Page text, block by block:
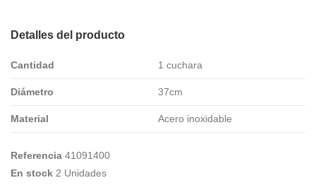
Detalles del producto
Cantidad 1 cuchara
Diámetro 37cm
Material Acero inoxidable
Referencia 41091400
En stock 2 Unidades